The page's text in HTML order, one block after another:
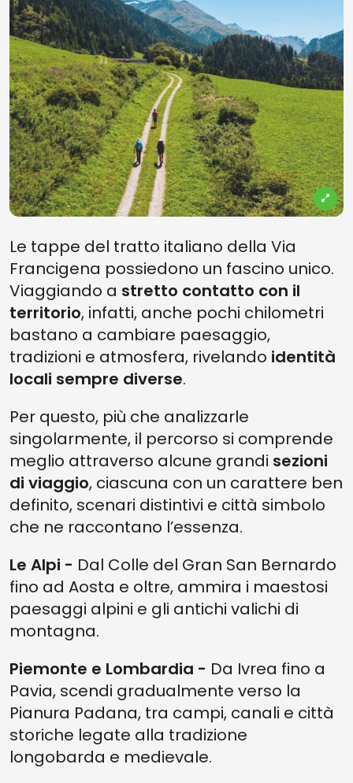
Le tappe del tratto italiano della Via
Francigena possiedono un fascino unico.
Viaggiando a stretto contatto con il
territorio, infatti, anche pochi chilometri
bastano a cambiare paesaggio,
tradizioni e atmosfera, rivelando identità
locali sempre diverse.
Per questo, più che analizzarle
singolarmente, il percorso si comprende
meglio attraverso alcune grandi sezioni
di viaggio, ciascuna con un carattere ben
definito, scenari distintivi e città simbolo
che ne raccontano l’essenza.
Le Alpi - Dal Colle del Gran San Bernardo
fino ad Aosta e oltre, ammira i maestosi
paesaggi alpini e gli antichi valichi di
montagna.
Piemonte e Lombardia - Da Ivrea fino a
Pavia, scendi gradualmente verso la
Pianura Padana, tra campi, canali e città
storiche legate alla tradizione
longobarda e medievale.